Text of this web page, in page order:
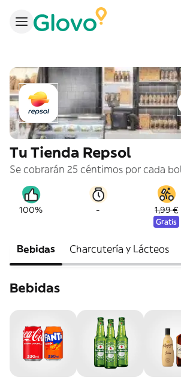
Tu Tienda Repsol
100% - 1,99 €
Gratis
Bebidas Charcutería y Lácteos
Bebidas